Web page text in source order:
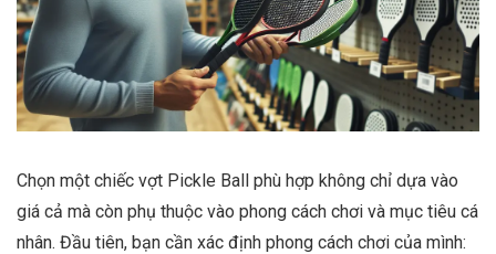
Chọn một chiếc vợt Pickle Ball phù hợp không chỉ dựa vào
giá cả mà còn phụ thuộc vào phong cách chơi và mục tiêu cá
nhân. Đầu tiên, bạn cần xác định phong cách chơi của mình: